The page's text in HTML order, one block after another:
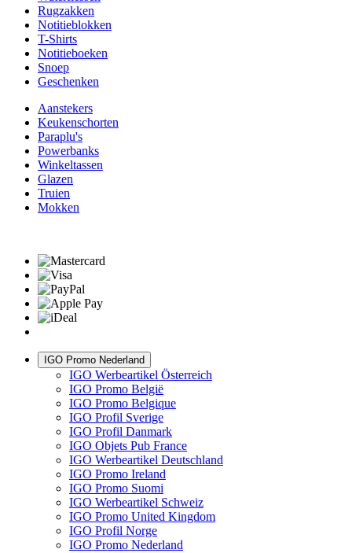
Rugzakken
Notitieblokken
T-Shirts
Notitieboeken
Snoep
Geschenken
Aanstekers
Keukenschorten
Paraplu's
Powerbanks
Winkeltassen
Glazen
Truien
Mokken
IGO Promo Nederland
IGO Werbeartikel Österreich
IGO Promo België
IGO Promo Belgique
IGO Profil Sverige
IGO Profil Danmark
IGO Objets Pub France
IGO Werbeartikel Deutschland
IGO Promo Ireland
IGO Promo Suomi
IGO Werbeartikel Schweiz
IGO Promo United Kingdom
IGO Profil Norge
IGO Promo Nederland